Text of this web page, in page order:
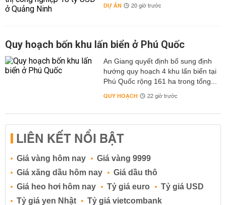
DỰ ÁN 20 giờ trước
Quy hoạch bốn khu lấn biển ở Phú Quốc
An Giang quyết định bổ sung định
hướng quy hoạch 4 khu lấn biển tại
Phú Quốc rộng 161 ha trong tổng...
QUY HOẠCH 22 giờ trước
LIÊN KẾT NỔI BẬT
Giá vàng hôm nay
Giá vàng 9999
Giá xăng dầu hôm nay
Giá dầu thô
Giá heo hơi hôm nay
Tỷ giá euro
Tỷ giá USD
Tỷ giá yen Nhật
Tỷ giá vietcombank